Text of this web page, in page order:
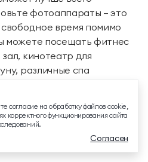
ДЛЯ СВЯЗИ
фотоаппараты — это
время помимо
можете посещать фитнес
кинотеатр для
различные спа
по
Крыма.
согласие на обработку файлов cookie,
корректного функционирования сайта
Согласен